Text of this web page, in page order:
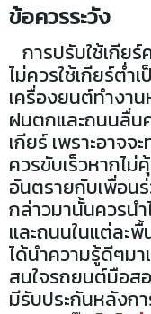
ข้อควรระวัง
การปรับใช้เกียร์
ไม่ควรใช้เกียร์ต่ำ
เครื่องยนต์ทำงา
ฝนตกและถนนลื่น
เกียร์ เพราะอาจจ
ควรขับเร็วหากไม่
อันตรายกับเพื่อน
กล่าวมานั้นควรนำ
และถนนในแต่ละ
ได้นำความรู้ดีๆม
สนใจรถยนต์มือส
มีรับประกันหลังก